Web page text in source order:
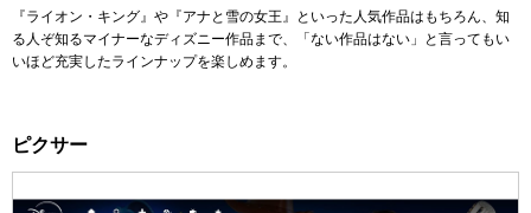
『ライオン・キング』や『アナと雪の女王』といった人気作品はもちろん、知
る人ぞ知るマイナーなディズニー作品まで、「ない作品はない」と言ってもい
いほど充実したラインナップを楽しめます。
ピクサー